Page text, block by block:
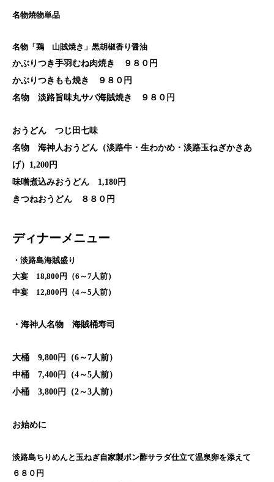
名物焼物単品
名物「鶏 山賊焼き」黒胡椒香り醤油
かぶりつき手羽むね肉焼き ９８０円
かぶりつきもも焼き ９８０円
名物 淡路旨味丸サバ海賊焼き ９８０円
おうどん つじ田七味
名物 海神人おうどん（淡路牛・生わかめ・淡路玉ねぎかきあ
げ）1,200円
味噌煮込みおうどん 1,180円
きつねおうどん ８８０円
ディナーメニュー
・淡路島海賊盛り
大宴 18,800円（6～7人前）
中宴 12,800円（4～5人前）
・海神人名物 海賊桶寿司
大桶 9,800円（6～7人前）
中桶 7,400円（4～5人前）
小桶 3,800円（2～3人前）
お始めに
淡路島ちりめんと玉ねぎ自家製ポン酢サラダ仕立て温泉卵を添えて
６８０円